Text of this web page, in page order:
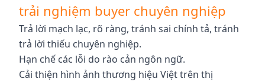
trải nghiệm buyer chuyên nghiệp
Trả lời mạch lạc, rõ ràng, tránh sai chính tả, tránh
trả lời thiếu chuyên nghiệp.
Hạn chế các lỗi do rào cản ngôn ngữ.
Cải thiện hình ảnh thương hiệu Việt trên thị